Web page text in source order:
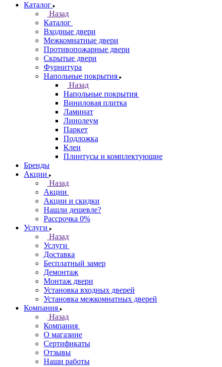
Каталог
Назад
Каталог
Входные двери
Межкомнатные двери
Противопожарные двери
Скрытые двери
Фурнитура
Напольные покрытия
Назад
Напольные покрытия
Виниловая плитка
Ламинат
Линолеум
Паркет
Подложка
Клеи
Плинтусы и комплектующие
Бренды
Акции
Назад
Акции
Акции и скидки
Нашли дешевле?
Рассрочка 0%
Услуги
Назад
Услуги
Доставка
Бесплатный замер
Демонтаж
Монтаж двери
Установка входных дверей
Установка межкомнатных дверей
Компания
Назад
Компания
О магазине
Сертификаты
Отзывы
Наши работы